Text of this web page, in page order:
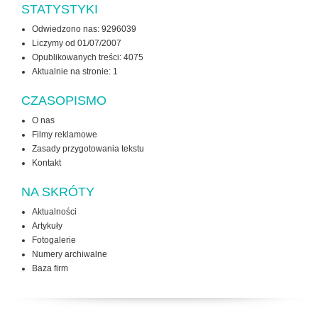
STATYSTYKI
Odwiedzono nas: 9296039
Liczymy od 01/07/2007
Opublikowanych treści: 4075
Aktualnie na stronie: 1
CZASOPISMO
O nas
Filmy reklamowe
Zasady przygotowania tekstu
Kontakt
NA SKRÓTY
Aktualności
Artykuły
Fotogalerie
Numery archiwalne
Baza firm